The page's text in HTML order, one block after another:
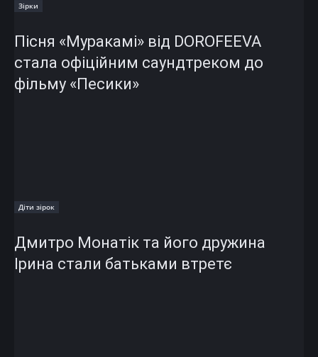
Зірки
Пісня «Муракамі» від DOROFEEVA
стала офіційним саундтреком до
фільму «Песики»
Діти зірок
Дмитро Монатік та його дружина
Ірина стали батьками втретє